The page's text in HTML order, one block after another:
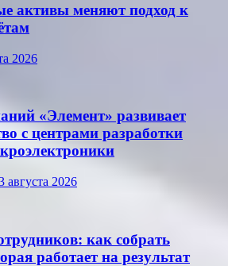
активы меняют подход к
2026
«Элемент» развивает
с центрами разработки
августа 2026
как собрать
работает на результат